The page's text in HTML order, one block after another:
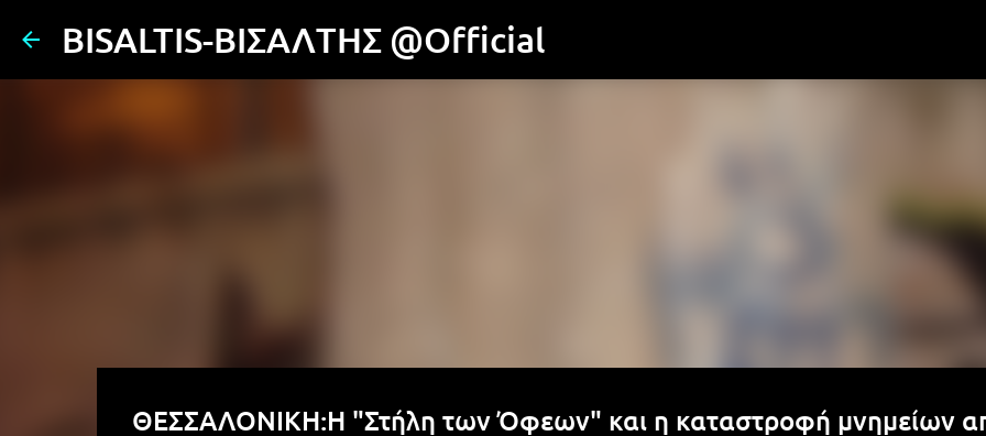
BISALTIS-ΒΙΣΑΛΤΗΣ @Official
ΘΕΣΣΑΛΟΝΙΚΗ:Η "Στήλη των Όφεων" και η καταστροφή μνημείων